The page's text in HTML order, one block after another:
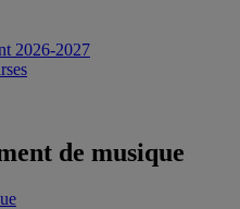
2026-2027
de musique